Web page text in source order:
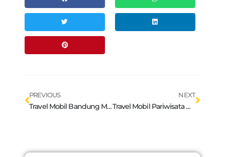
Prev
PREVIOUS
Travel Mobil Bandung Murah : 2 Rekomendasi Wisata Glamping di Bandung
NEXT
Travel Mobil Pariwisata Bandung : Keseruan Outbond di Bandung Tree Top Adventure
Next